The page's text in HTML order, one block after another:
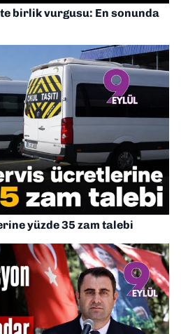
birlik vurgusu: En sonunda
yüzde 35 zam talebi